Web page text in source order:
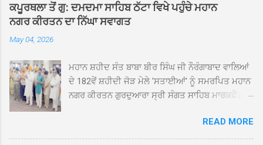
ਕਪੂਰਥਲਾ ਤੋਂ ਗੁ: ਦਮਦਮਾ ਸਾਹਿਬ ਠੱਟਾ ਵਿਖੇ ਪਹੁੰਚੇ ਮਹਾਨ
ਨਗਰ ਕੀਰਤਨ ਦਾ ਨਿੱਘਾ ਸਵਾਗਤ
May 04, 2026
ਮਹਾਨ ਸ਼ਹੀਦ ਸੰਤ ਬਾਬਾ ਬੀਰ ਸਿੰਘ ਜੀ ਨੌਰੰਗਾਬਾਦ ਵਾਲਿਆਂ
ਦੇ 182ਵੇਂ ਸ਼ਹੀਦੀ ਜੋੜ ਮੇਲੇ 'ਸਤਾਈਆਂ' ਨੂੰ ਸਮਰਪਿਤ ਮਹਾਨ
ਨਗਰ ਕੀਰਤਨ ਗੁਰਦੁਆਰਾ ਸ੍ਰੀ ਸੰਗਤ ਸਾਹਿਬ ਮਾਰਕਫੈੱਡ
ਸਰਪ੍ਰਸਤੀ ਹੇਠ, ਪੰਜ ਪਿਆਰਿਆਂ ਦੀ ਅਗਵਾਈ ਵਿੱਚ
ਮਹੱਲਾ ਸੰਤਪੁਰਾ ਤੋਂ ਪ੍ਰਾਰੰਭ ਹੋ ਕੇ ਪਿੰਡ ਭਗਤਪੁਰ,
READ MORE